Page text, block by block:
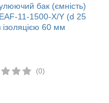
бак (ємність)
11-1500-X/Y (d 25
60 мм
(0)